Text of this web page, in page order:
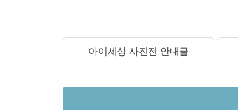
아이세상 사진전 안내글